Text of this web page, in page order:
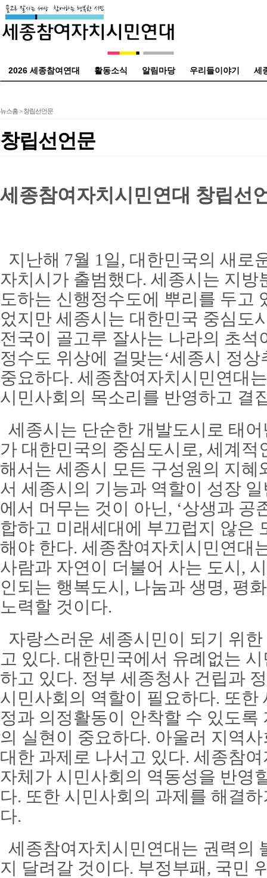
2026 세종참여연대 활동소식 알림마당 우리들이야기 세
뉴스홈> 창립선언문
창립선언문
세종참여자치시민연대 창립선
지난해 7월 1일, 대한민국의 새로
자치시가 출범했다. 세종시는 지
도하는 신행정수도에 뿌리를 두고
었지만 세종시는 대한민국 중심도
전국이 골고루 잘사는 나라의 초석
정수도 위상에 걸맞는‘세종시 정
중요하다. 세종참여자치시민연대
시민사회의 목소리를 반영하고 결
세종시는 단순한 개발도시로 태
가 대한민국의 중심도시로, 세계
해서는 세종시 모든 구성원의 지혜
서 세종시의 기능과 역할이 성장
에서 머무는 것이 아닌, ‘상생과 공
합하고 미래세대에 부끄럽지 않은
해야 한다. 세종참여자치시민연대
사람과 자연이 더불어 사는 도시,
인되는 행복도시, 나눔과 생명, 평
노력할 것이다.
자랑스러운 세종시민이 되기 위
고 있다. 대한민국에서 유례없는
하고 있다. 정부 세종청사 건립과
시민사회의 역할이 필요하다. 또한
정과 의정활동이 안착할 수 있도
의 실현이 중요하다. 아울러 지역
대한 과제로 나서고 있다. 세종참
자체가 시민사회의 역동성을 반영
다. 또한 시민사회의 과제를 해결
다.
세종참여자치시민연대는 권력의
지 달려갈 것이다. 부정부패, 국민